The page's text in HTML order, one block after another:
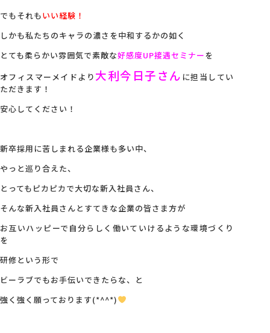
でもそれもいい経験！
しかも私たちのキャラの濃さを中和するかの如く
とても柔らかい雰囲気で素敵な好感度UP接遇セミナーを
オフィスマーメイドより大利今日子さん に担当してい
ただきます！
安心してください！
新卒採用に苦しまれる企業様も多い中、
やっと巡り合えた、
とってもピカピカで大切な新入社員さん、
そんな新入社員さんとすてきな企業の皆さま方が
お互いハッピーで自分らしく働いていけるような環境づくり
を
研修という形で
ビーラブでもお手伝いできたらな、と
強く強く願っております(*^^*)